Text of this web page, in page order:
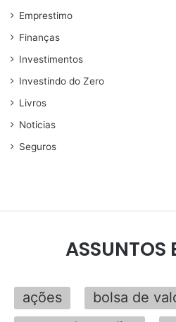
Emprestimo
Finanças
Investimentos
Investindo do Zero
Livros
Noticias
Seguros
ASSUNTOS
ações
bolsa de